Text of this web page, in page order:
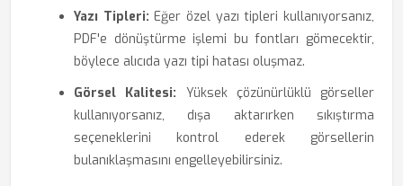
Yazı Tipleri: Eğer özel yazı tipleri kullanıyorsanız,
PDF'e dönüştürme işlemi bu fontları gömecektir,
böylece alıcıda yazı tipi hatası oluşmaz.
Görsel Kalitesi: Yüksek çözünürlüklü görseller
kullanıyorsanız, dışa aktarırken sıkıştırma
seçeneklerini kontrol ederek görsellerin
bulanıklaşmasını engelleyebilirsiniz.